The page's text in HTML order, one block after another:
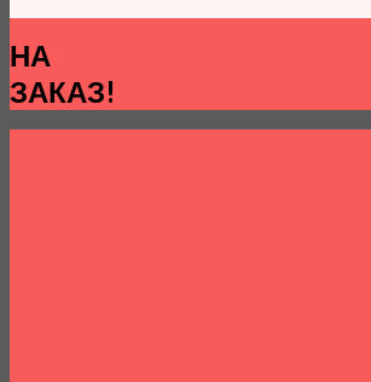
НА
ЗАКАЗ!